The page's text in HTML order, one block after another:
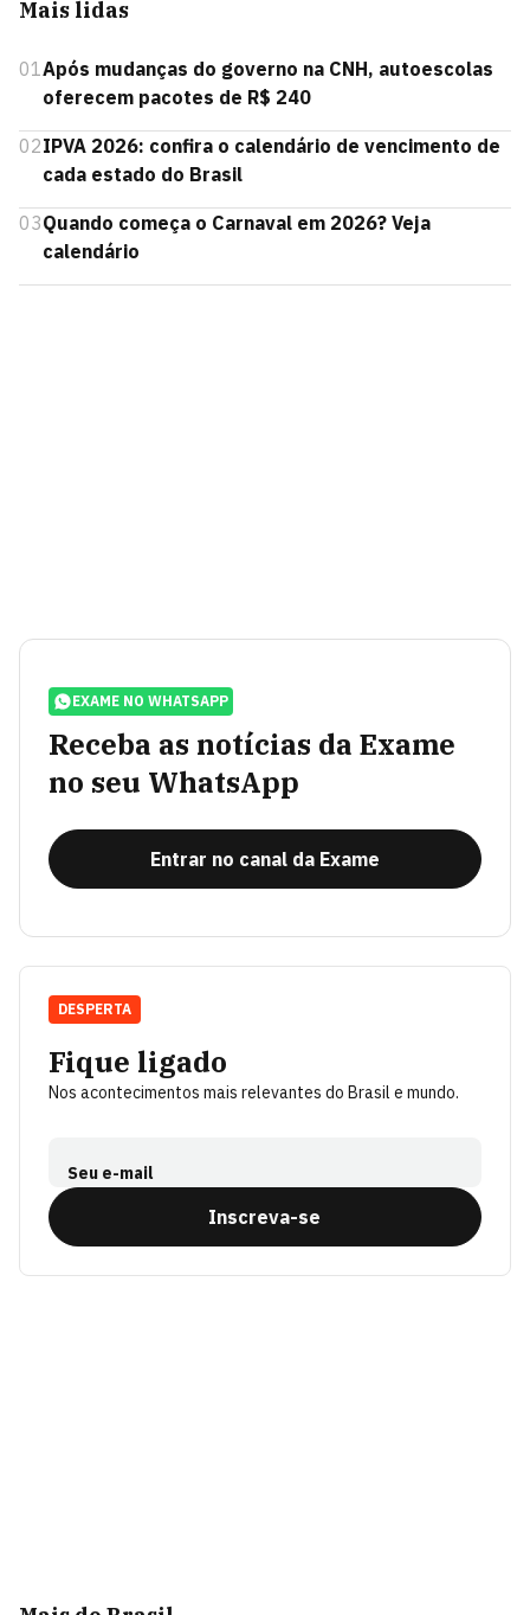
Mais lidas
01 Após mudanças do governo na CNH, autoescolas
oferecem pacotes de R$ 240
02IPVA 2026: confira o calendário de vencimento de
cada estado do Brasil
03Quando começa o Carnaval em 2026? Veja
calendário
EXAME NO WHATSAPP
Receba as notícias da Exame
no seu WhatsApp
Entrar no canal da Exame
Fique ligado
Nos acontecimentos mais relevantes do Brasil e mundo.
Seu e-mail
Inscreva-se
DESPERTA